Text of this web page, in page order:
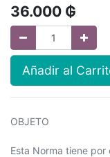
36.000 ₲
Añadir al
OBJETO
Esta Norma tiene